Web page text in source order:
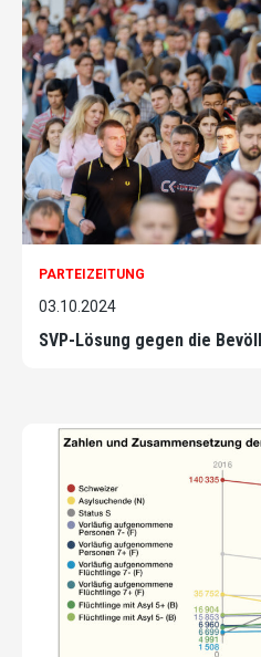
PARTEIZEITUNG
03.10.2024
SVP-Lösung gegen die